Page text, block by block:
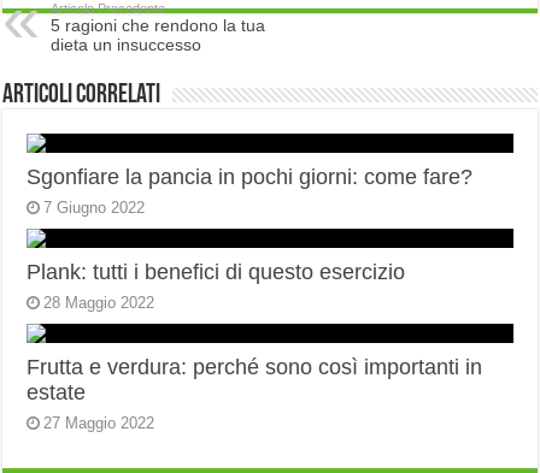
Articolo Precedente
5 ragioni che rendono la tua
dieta un insuccesso
Articoli correlati
Sgonfiare la pancia in pochi giorni: come fare?
7 Giugno 2022
Plank: tutti i benefici di questo esercizio
28 Maggio 2022
Frutta e verdura: perché sono così importanti in
estate
27 Maggio 2022